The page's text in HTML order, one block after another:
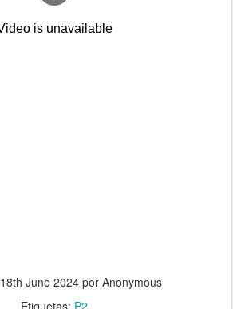
18th June 2024por Anonymous
Etiquetas: P2